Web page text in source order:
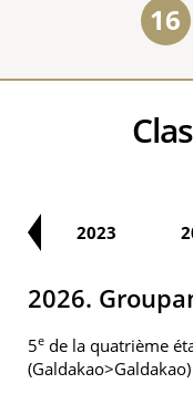
16
2023
2026.
5e de la quatrième
(Galdakao>Galdakao)